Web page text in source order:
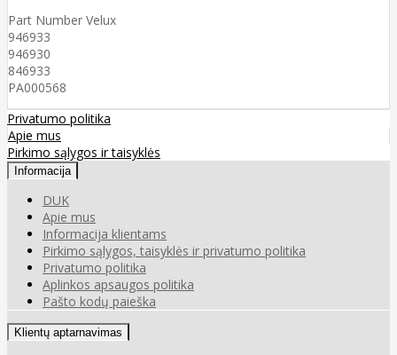
Part Number Velux
946933
946930
846933
PA000568
Privatumo politika
Apie mus
Pirkimo sąlygos ir taisyklės
Informacija
DUK
Apie mus
Informacija klientams
Pirkimo sąlygos, taisyklės ir privatumo politika
Privatumo politika
Aplinkos apsaugos politika
Pašto kodų paieška
Klientų aptarnavimas